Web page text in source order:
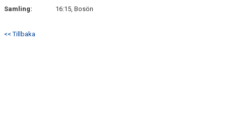
Samling:
16:15, Bosön
<< Tillbaka